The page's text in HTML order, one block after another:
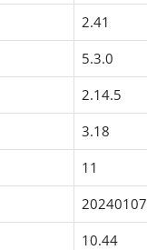
2.41
5.3.0
2.14.5
3.18
11
20240107
10.44